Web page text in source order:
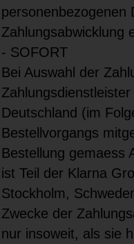
personenbezogenen
Zahlungsabwicklung
- SOFORT
Bei Auswahl der
Deutschland (im
Bestellvorgangs
Bestellung gemaess
ist Teil der Klarna
Stockholm,
Zwecke der
nur insoweit, als sie